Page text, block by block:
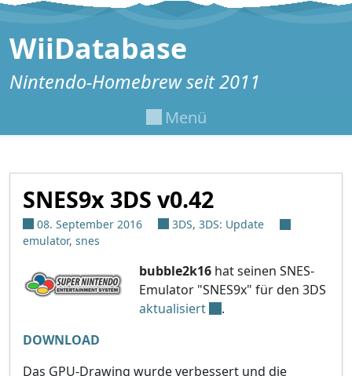
Zum Inhalt springen
WiiDatabase
Nintendo-Homebrew seit 2011
Menü
SNES9x 3DS v0.42
08. September 2016 3DS, 3DS: Update
emulator, snes
bubble2k16 hat seinen SNES-
Emulator "SNES9x" für den 3DS
aktualisiert
.
DOWNLOAD
Das GPU-Drawing wurde verbessert und die